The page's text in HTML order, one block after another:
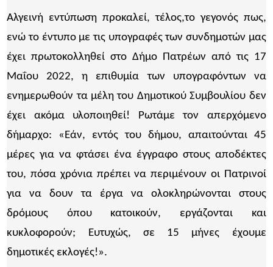
Αλγεινή εντύπωση προκαλεί, τέλος,το γεγονός πως,
ενώ το έντυπο με τις υπογραφές των συνδημοτών μας
έχει πρωτοκολληθεί στο Δήμο Πατρέων από τις 17
Μαΐου 2022, η επιθυμία των υπογραφόντων να
ενημερωθούν τα μέλη του Δημοτικού Συμβουλίου δεν
έχει ακόμα υλοποιηθεί! Ρωτάμε τον απερχόμενο
δήμαρχο: «Εάν, εντός του δήμου, απαιτούνται 45
μέρες για να φτάσει ένα έγγραφο στους αποδέκτες
του, πόσα χρόνια πρέπει να περιμένουν οι Πατρινοί
για να δουν τα έργα να ολοκληρώνονται στους
δρόμους όπου κατοικούν, εργάζονται και
κυκλοφορούν; Ευτυχώς, σε 15 μήνες έχουμε
δημοτικές εκλογές!».